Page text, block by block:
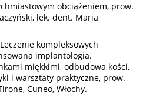
obciążeniem, prow.
lek. dent. Maria
kompleksowych
implantologia.
miękkimi, odbudowa kości,
i warsztaty praktyczne, prow.
Cuneo, Włochy.